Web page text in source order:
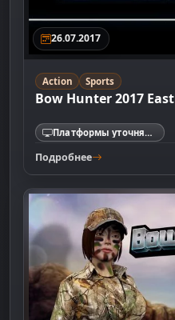
26.07.2017
Action Sports
Bow Hunter 2017 East
Платформы уточняются
Подробнее